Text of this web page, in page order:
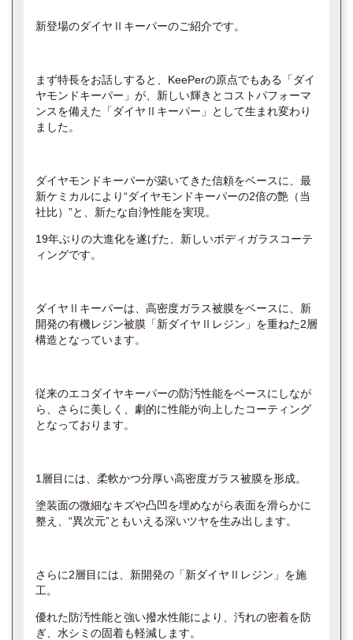
新登場のダイヤⅡキーパーのご紹介です。
まず特長をお話しすると、KeePerの原点でもある「ダイ
ヤモンドキーパー」が、新しい輝きとコストパフォーマ
ンスを備えた「ダイヤⅡキーパー」として生まれ変わり
ました。
ダイヤモンドキーパーが築いてきた信頼をベースに、最
新ケミカルにより“ダイヤモンドキーパーの2倍の艶（当
社比）”と、新たな自浄性能を実現。
19年ぶりの大進化を遂げた、新しいボディガラスコーテ
ィングです。
ダイヤⅡキーパーは、高密度ガラス被膜をベースに、新
開発の有機レジン被膜「新ダイヤⅡレジン」を重ねた2層
構造となっています。
従来のエコダイヤキーパーの防汚性能をベースにしなが
ら、さらに美しく、劇的に性能が向上したコーティング
となっております。
1層目には、柔軟かつ分厚い高密度ガラス被膜を形成。
塗装面の微細なキズや凸凹を埋めながら表面を滑らかに
整え、“異次元”ともいえる深いツヤを生み出します。
さらに2層目には、新開発の「新ダイヤⅡレジン」を施
工。
優れた防汚性能と強い撥水性能により、汚れの密着を防
ぎ、水シミの固着も軽減します。